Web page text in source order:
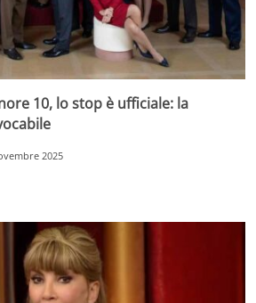
10, lo stop è ufficiale: la
2025